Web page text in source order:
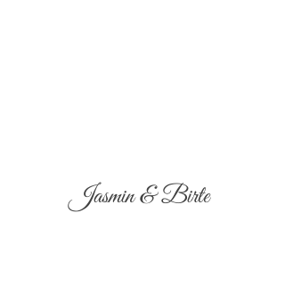
Jasmin & Birte